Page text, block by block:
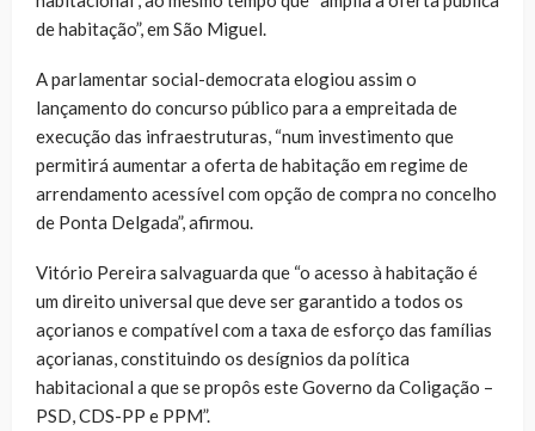
de habitação”, em São Miguel.
A parlamentar social-democrata elogiou assim o
lançamento do concurso público para a empreitada de
execução das infraestruturas, “num investimento que
permitirá aumentar a oferta de habitação em regime de
arrendamento acessível com opção de compra no concelho
de Ponta Delgada”, afirmou.
Vitório Pereira salvaguarda que “o acesso à habitação é
um direito universal que deve ser garantido a todos os
açorianos e compatível com a taxa de esforço das famílias
açorianas, constituindo os desígnios da política
habitacional a que se propôs este Governo da Coligação –
PSD, CDS-PP e PPM”.